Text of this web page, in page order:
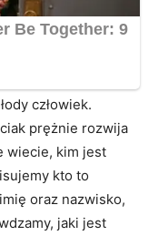
człowiek.
prężnie rozwija
wiecie, kim jest
kto to
oraz nazwisko,
jaki jest